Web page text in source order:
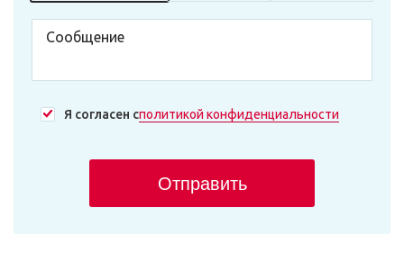
Я согласен сполитикой конфиденциальности
Отправить